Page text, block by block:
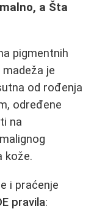
a Šta
pigmentnih
je
od rođenja
određene
na
kože.
i praćenje
pravila: